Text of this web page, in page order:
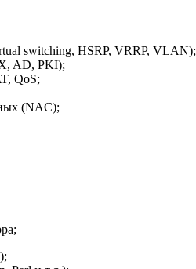
switching, HSRP, VRRP, VLAN);
AD, PKI);
QoS;
(NAC);